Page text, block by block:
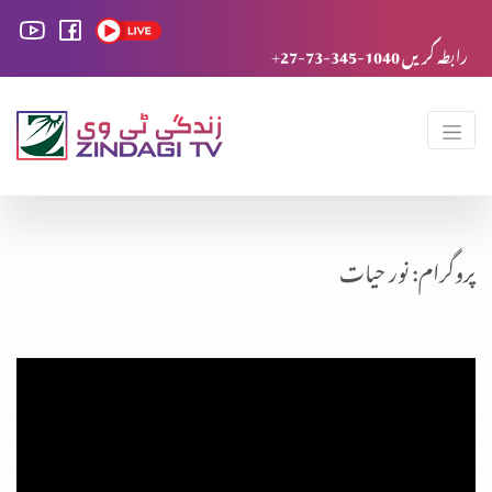
+27-73-345-1040 رابطہ کریں
پروگرام: نور حیات